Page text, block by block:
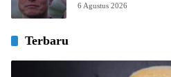
6 Agustus 2026
Terbaru